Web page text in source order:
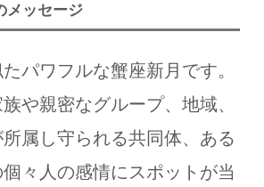
メッセージ
パワフルな蟹座新月です。
や親密なグループ、地域、
属し守られる共同体、ある
々人の感情にスポットが当